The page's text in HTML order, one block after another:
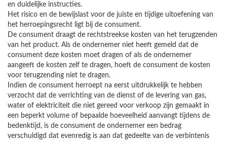
en duidelijke instructies.
Het risico en de bewijslast voor de juiste en tijdige uitoefening van
het herroepingsrecht ligt bij de consument.
De consument draagt de rechtstreekse kosten van het terugzenden
van het product. Als de ondernemer niet heeft gemeld dat de
consument deze kosten moet dragen of als de ondernemer
aangeeft de kosten zelf te dragen, hoeft de consument de kosten
voor terugzending niet te dragen.
Indien de consument herroept na eerst uitdrukkelijk te hebben
verzocht dat de verrichting van de dienst of de levering van gas,
water of elektriciteit die niet gereed voor verkoop zijn gemaakt in
een beperkt volume of bepaalde hoeveelheid aanvangt tijdens de
bedenktijd, is de consument de ondernemer een bedrag
verschuldigd dat evenredig is aan dat gedeelte van de verbintenis